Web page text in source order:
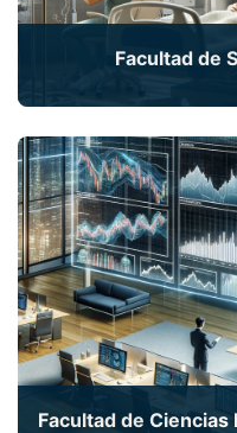
Facultad de
Sumérgete en el
nuestras
Facultad de